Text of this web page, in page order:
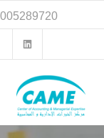
انتقل
إلى